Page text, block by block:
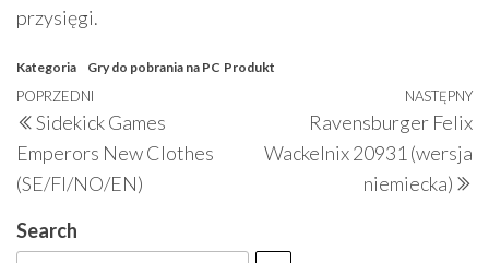
przysięgi.
Kategoria Gry do pobrania na PC Produkt
Nawigacja
wpisu
Poprzedni
wpis
POPRZEDNI
Sidekick Games
Emperors New Clothes
(SE/FI/NO/EN)
NASTĘPNY
Ravensburger Felix
Wackelnix 20931 (wersja
niemiecka)
Search